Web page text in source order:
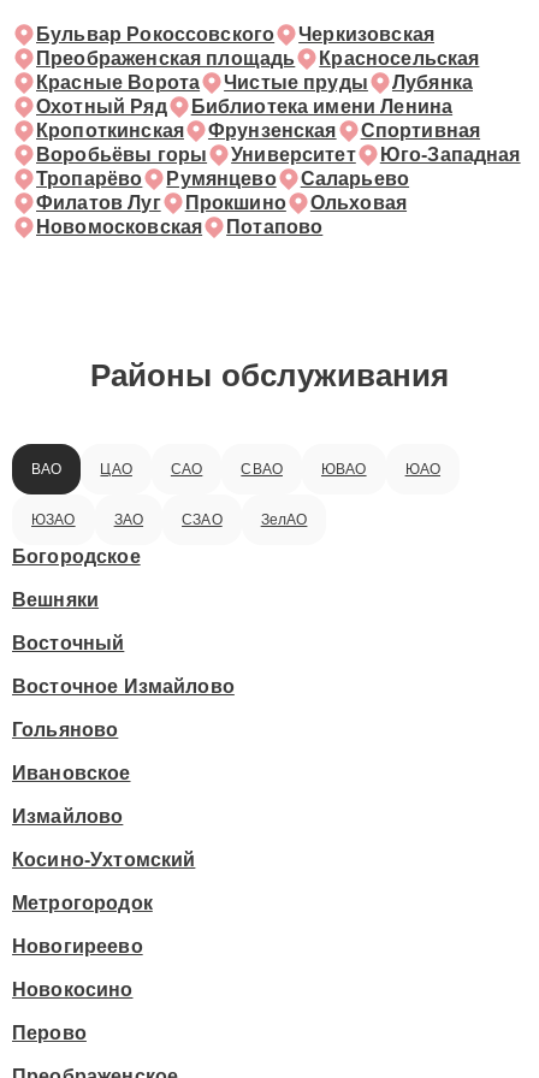
Бульвар Рокоссовского
Черкизовская
Преображенская площадь
Красносельская
Красные Ворота
Чистые пруды
Лубянка
Охотный Ряд
Библиотека имени Ленина
Кропоткинская
Фрунзенская
Спортивная
Воробьёвы горы
Университет
Юго-Западная
Тропарёво
Румянцево
Саларьево
Филатов Луг
Прокшино
Ольховая
Новомосковская
Потапово
Районы обслуживания
ВАО ЦАО САО СВАО ЮВАО ЮАО
ЮЗАО ЗАО СЗАО ЗелАО
Богородское
Вешняки
Восточный
Восточное Измайлово
Гольяново
Ивановское
Измайлово
Косино-Ухтомский
Метрогородок
Новогиреево
Новокосино
Перово